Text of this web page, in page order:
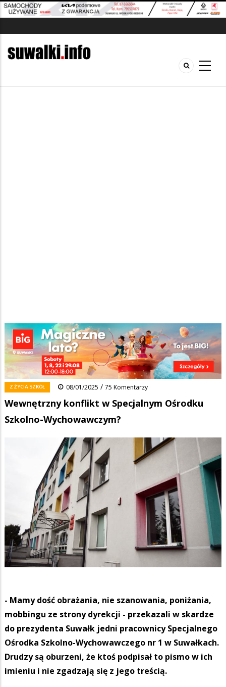
Ścieżka
nawigacyjna
Strona główna/Wiadomości/Z życia szkół /
Wewnętrzny konflikt w Specjalnym Ośrodku Szkolno-Wychowawczym?
FacebookPinterestTumblr
0 Reddit Share
Z ŻYCIA SZKÓŁ 08/01/2025 / 75 Komentarzy
Wewnętrzny konflikt w Specjalnym Ośrodku
Szkolno-Wychowawczym?
- Mamy dość obrażania, nie szanowania, poniżania,
mobbingu ze strony dyrekcji - przekazali w skardze
do prezydenta Suwałk jedni pracownicy Specjalnego
Ośrodka Szkolno-Wychowawczego nr 1 w Suwałkach.
Drudzy są oburzeni, że ktoś podpisał to pismo w ich
imieniu i nie zgadzają się z jego treścią.